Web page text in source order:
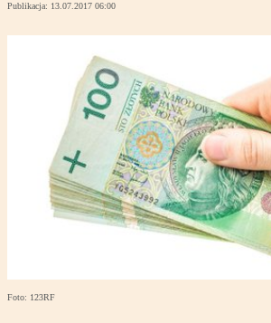
Publikacja: 13.07.2017 06:00
Foto: 123RF